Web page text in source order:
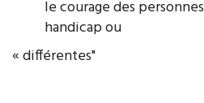
le courage des
handicap ou
« différentes"